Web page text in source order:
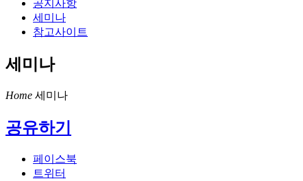
공지사항
세미나
참고사이트
세미나
Home 세미나
공유하기
페이스북
트위터